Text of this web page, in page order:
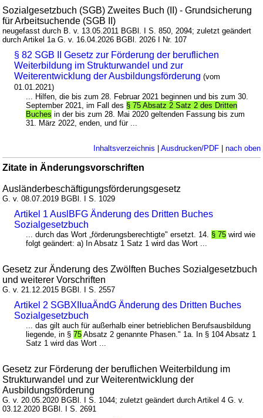
Sozialgesetzbuch (SGB) Zweites Buch (II) - Grundsicherung
für Arbeitsuchende (SGB II)
neugefasst durch B. v. 13.05.2011 BGBl. I S. 850, 2094; zuletzt geändert
durch Artikel 1a G. v. 16.04.2026 BGBl. 2026 I Nr. 107
§ 82 SGB II Gesetz zur Förderung der beruflichen
Weiterbildung im Strukturwandel und zur
Weiterentwicklung der Ausbildungsförderung (vom
01.01.2021)
... Hilfen, die bis zum 28. Februar 2021 beginnen und bis zum 30.
September 2021, im Fall des § 75 Absatz 2 Satz 2 des Dritten
Buches in der bis zum 28. Mai 2020 geltenden Fassung bis zum
31. März 2022, enden, und für ...
Inhaltsverzeichnis | Ausdrucken/PDF| nach oben
Zitate in Änderungsvorschriften
Ausländerbeschäftigungsförderungsgesetz
G. v. 08.07.2019 BGBl. I S. 1029
Artikel 1 AuslBFG Änderung des Dritten Buches
Sozialgesetzbuch
... durch das Wort „förderungsberechtigte" ersetzt. 14. § 75 wird wie
folgt geändert: a) In Absatz 1 Satz 1 wird das Wort ...
Gesetz zur Änderung des Zwölften Buches Sozialgesetzbuch
und weiterer Vorschriften
G. v. 21.12.2015 BGBl. I S. 2557
Artikel 2 SGBXIIuaÄndG Änderung des Dritten Buches
Sozialgesetzbuch
... das gilt auch für außerhalb einer betrieblichen Berufsausbildung
liegende, in §75 Absatz 2 genannte Phasen." 1a. In § 104 Absatz 1
Satz 1 wird das Wort ...
Gesetz zur Förderung der beruflichen Weiterbildung im
Strukturwandel und zur Weiterentwicklung der
Ausbildungsförderung
G. v. 20.05.2020 BGBl. I S. 1044; zuletzt geändert durch Artikel 4 G. v.
03.12.2020 BGBl. I S. 2691